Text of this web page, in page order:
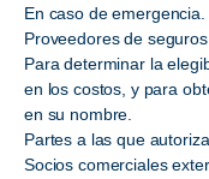
En caso de emergencia.
Proveedores de seguros
Para determinar la
en los costos, y para
en su nombre.
Partes a las que
Socios comerciales